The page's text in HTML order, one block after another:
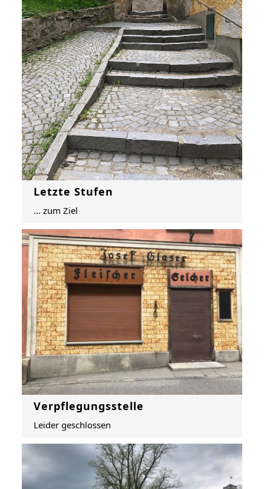
Letzte Stufen
... zum Ziel
Verpflegungsstelle
Leider geschlossen